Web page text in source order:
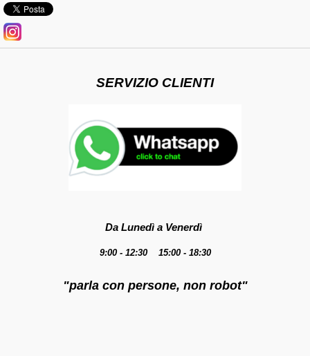
SERVIZIO CLIENTI
Da Lunedì a Venerdì
9:00 - 12:30 15:00 - 18:30
"parla con persone, non robot"